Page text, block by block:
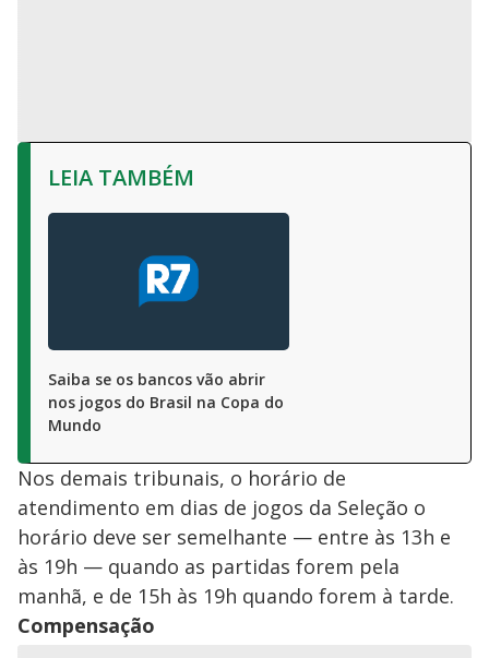
LEIA TAMBÉM
Saiba se os bancos vão abrir
nos jogos do Brasil na Copa do
Mundo
Nos demais tribunais, o horário de
atendimento em dias de jogos da Seleção o
horário deve ser semelhante — entre às 13h e
às 19h — quando as partidas forem pela
manhã, e de 15h às 19h quando forem à tarde.
Compensação